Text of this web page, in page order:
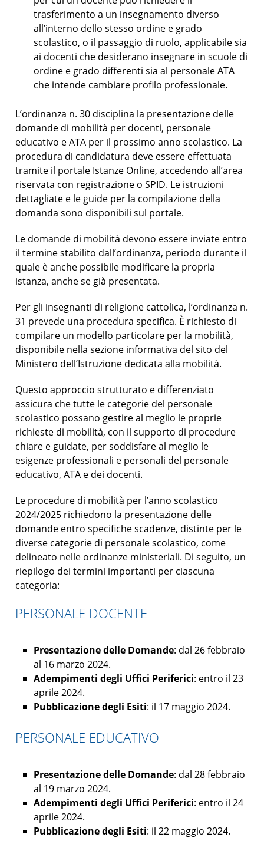
trasferimento a un insegnamento diverso
all’interno dello stesso ordine e grado
scolastico, o il passaggio di ruolo, applicabile sia
ai docenti che desiderano insegnare in scuole di
ordine e grado differenti sia al personale ATA
che intende cambiare profilo professionale.
L’ordinanza n. 30 disciplina la presentazione delle
domande di mobilità per docenti, personale
educativo e ATA per il prossimo anno scolastico. La
procedura di candidatura deve essere effettuata
tramite il portale Istanze Online, accedendo all’area
riservata con registrazione o SPID. Le istruzioni
dettagliate e le guide per la compilazione della
domanda sono disponibili sul portale.
Le domande di mobilità devono essere inviate entro
il termine stabilito dall’ordinanza, periodo durante il
quale è anche possibile modificare la propria
istanza, anche se già presentata.
Per gli insegnanti di religione cattolica, l’ordinanza n.
31 prevede una procedura specifica. È richiesto di
compilare un modello particolare per la mobilità,
disponibile nella sezione informativa del sito del
Ministero dell’Istruzione dedicata alla mobilità.
Questo approccio strutturato e differenziato
assicura che tutte le categorie del personale
scolastico possano gestire al meglio le proprie
richieste di mobilità, con il supporto di procedure
chiare e guidate, per soddisfare al meglio le
esigenze professionali e personali del personale
educativo, ATA e dei docenti.
Le procedure di mobilità per l’anno scolastico
2024/2025 richiedono la presentazione delle
domande entro specifiche scadenze, distinte per le
diverse categorie di personale scolastico, come
delineato nelle ordinanze ministeriali. Di seguito, un
riepilogo dei termini importanti per ciascuna
categoria:
PERSONALE DOCENTE
Presentazione delle Domande: dal 26 febbraio
al 16 marzo 2024.
Adempimenti degli Uffici Periferici: entro il 23
aprile 2024.
Pubblicazione degli Esiti: il 17 maggio 2024.
PERSONALE EDUCATIVO
Presentazione delle Domande: dal 28 febbraio
al 19 marzo 2024.
Adempimenti degli Uffici Periferici: entro il 24
aprile 2024.
Pubblicazione degli Esiti: il 22 maggio 2024.